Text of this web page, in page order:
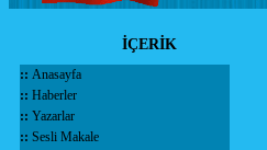
İÇERİK
:: Anasayfa
:: Haberler
:: Yazarlar
:: Sesli Makale